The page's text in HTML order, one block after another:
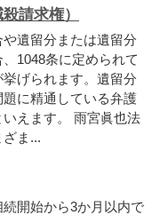
請求権）
遺留分または遺留分
1048条に定められて
げられます。遺留分
に精通している弁護
えます。 雨宮眞也法
ま...
開始から3か月以内で